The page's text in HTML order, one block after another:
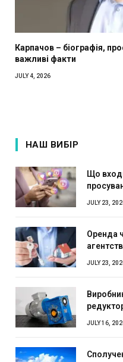
Карпачов – біографія,
важливі факти
JULY 4, 2026
НАШ ВИБІР
Що
JULY 23,
Оренда
JULY 23,
JULY 16,